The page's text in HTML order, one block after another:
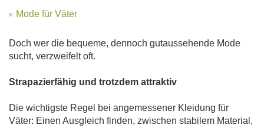
Mode für Väter
Doch wer die bequeme, dennoch gutaussehende Mode
sucht, verzweifelt oft.
Strapazierfähig und trotzdem attraktiv
Die wichtigste Regel bei angemessener Kleidung für
Väter: Einen Ausgleich finden, zwischen stabilem Material,